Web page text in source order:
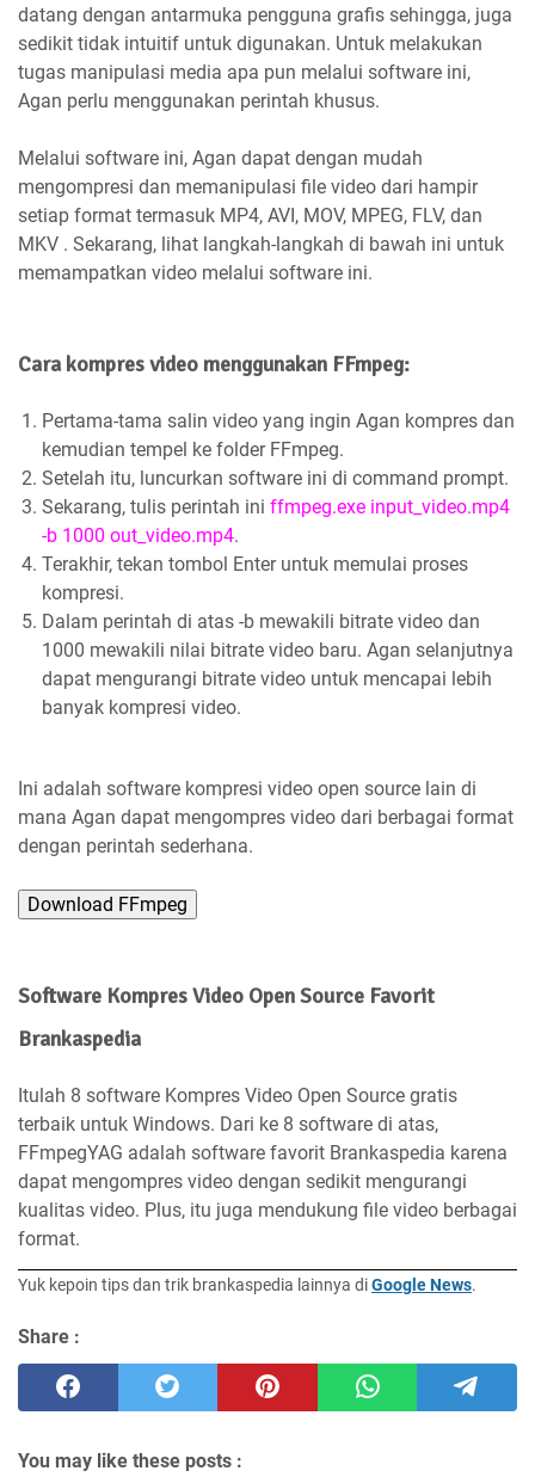
datang dengan antarmuka pengguna grafis sehingga, juga
sedikit tidak intuitif untuk digunakan. Untuk melakukan
tugas manipulasi media apa pun melalui software ini,
Agan perlu menggunakan perintah khusus.
Melalui software ini, Agan dapat dengan mudah
mengompresi dan memanipulasi file video dari hampir
setiap format termasuk MP4, AVI, MOV, MPEG, FLV, dan
MKV . Sekarang, lihat langkah-langkah di bawah ini untuk
memampatkan video melalui software ini.
Cara kompres video menggunakan FFmpeg:
Pertama-tama salin video yang ingin Agan kompres dan
kemudian tempel ke folder FFmpeg.
Setelah itu, luncurkan software ini di command prompt.
Sekarang, tulis perintah ini ffmpeg.exe input_video.mp4
-b 1000 out_video.mp4.
Terakhir, tekan tombol Enter untuk memulai proses
kompresi.
Dalam perintah di atas -b mewakili bitrate video dan
1000 mewakili nilai bitrate video baru. Agan selanjutnya
dapat mengurangi bitrate video untuk mencapai lebih
banyak kompresi video.
Ini adalah software kompresi video open source lain di
mana Agan dapat mengompres video dari berbagai format
dengan perintah sederhana.
Download FFmpeg
Software Kompres Video Open Source Favorit
Brankaspedia
Itulah 8 software Kompres Video Open Source gratis
terbaik untuk Windows. Dari ke 8 software di atas,
FFmpegYAG adalah software favorit Brankaspedia karena
dapat mengompres video dengan sedikit mengurangi
kualitas video. Plus, itu juga mendukung file video berbagai
format.
Yuk kepoin tips dan trik brankaspedia lainnya diGoogle News.
Share :
You may like these posts :